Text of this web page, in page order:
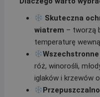
Skuteczna
wiatrem – tworzą
temperaturę
róż, winorośli,
iglaków i krzewów